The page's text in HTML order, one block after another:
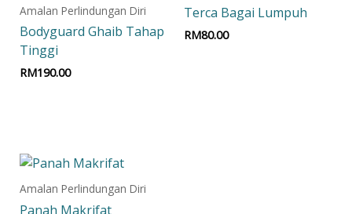
Amalan Perlindungan Diri
Bodyguard Ghaib Tahap
Tinggi
RM190.00
Terca Bagai Lumpuh
RM80.00
Amalan Perlindungan Diri
Panah Makrifat